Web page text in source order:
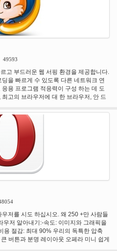
원, 공유 된 스냅인. -에서 텍스트 배치를
모바일 항상 하면 즐겨 찾는 웹 페이지에
구상에서 가장 빠른 브라우저를 확인 하
터를 압축 하 고 느린 또는 한정 된 데이
고 부드러운 웹 서핑 환경을 제공합니다.
을 빠르게 수 있도록 다른 네트워크 연
용 프로그램 적응력이 구성 하는 데 도
고의 브라우저에 대 한 브라우저, 안 드
드 브라우저 상 2012-About.com-가기 다
플레이-전세계 400만 사용자의
장 인기 있는 웹 브라우저입니다. 새로운
애플 리 케이 션을 구성 하는 기능 화면
의 휴대 전화에 웹 페이지에서 좋아하는
테마 및 배경 화면: UC 브라우저가 UC
로드 하 여 보이는 방법을 변경할 수 있
호에 대 한 활성화 하면 시크릿 브라우징
차단: 웹 페이지의 레이아웃을 깨지 않고
. 사용자 리뷰: "최고의 브라우저를 한
이어 폭스, 보트 브라우저, 오페라 미니
수 있는 한 그의 놀라운 성능 저하 전에
라우저는 돌핀 보다 더 나은, 지금 현재
브라우저 실제로 작동! 내가 했다 많은
오페라, 최대 측정 하지 않습니다 그래서
저를 시도 하십시오. 왜 250 +만 사람들
우저 알아내기:-속도: 이미지와 그래픽을
용 절감: 최대 90% 우리의 독특한 압축
버튼과 분명 레이아웃 오페라 미니 쉽게